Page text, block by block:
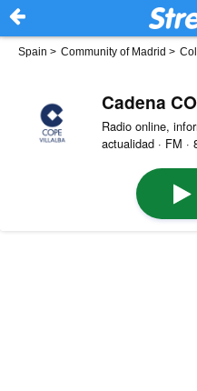
Spain > Community of Madrid >
Cadena
Radio online,
actualidad · FM ·